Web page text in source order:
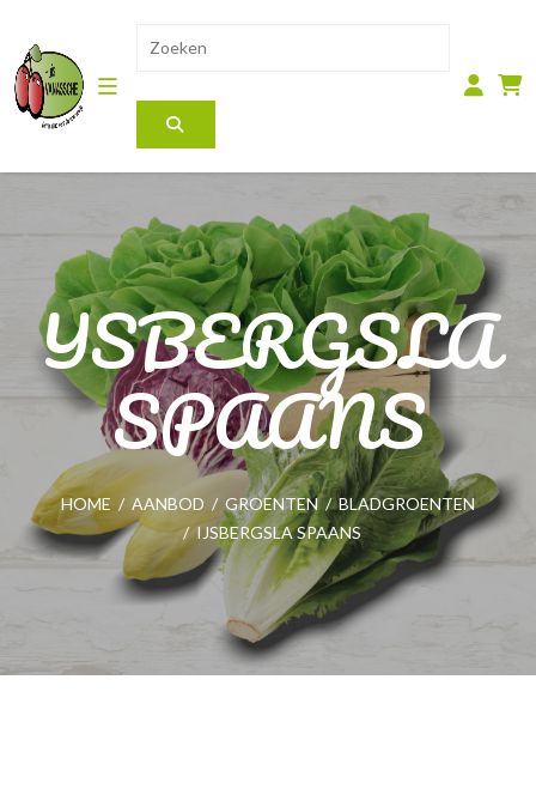
IJSBERGSLA
SPAANS
HOME / AANBOD / GROENTEN / BLADGROENTEN
/ IJSBERGSLA SPAANS